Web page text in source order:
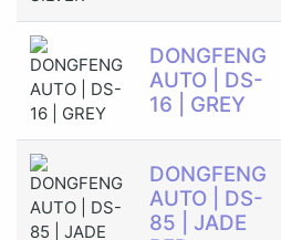
DONGFENG
AUTO | DS-
16 | GREY
DONGFENG
AUTO | DS-
85 | JADE